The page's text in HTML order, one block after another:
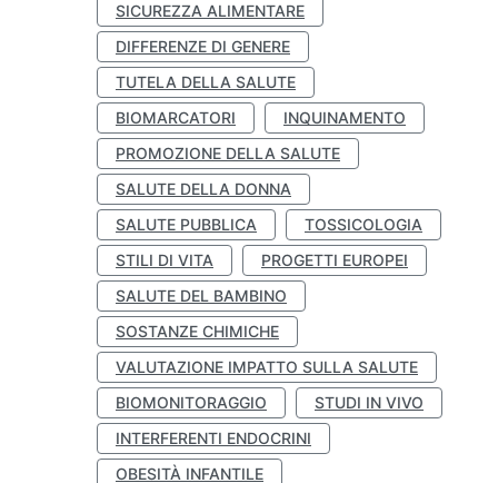
SICUREZZA ALIMENTARE
DIFFERENZE DI GENERE
TUTELA DELLA SALUTE
BIOMARCATORI
INQUINAMENTO
PROMOZIONE DELLA SALUTE
SALUTE DELLA DONNA
SALUTE PUBBLICA
TOSSICOLOGIA
STILI DI VITA
PROGETTI EUROPEI
SALUTE DEL BAMBINO
SOSTANZE CHIMICHE
VALUTAZIONE IMPATTO SULLA SALUTE
BIOMONITORAGGIO
STUDI IN VIVO
INTERFERENTI ENDOCRINI
OBESITÀ INFANTILE